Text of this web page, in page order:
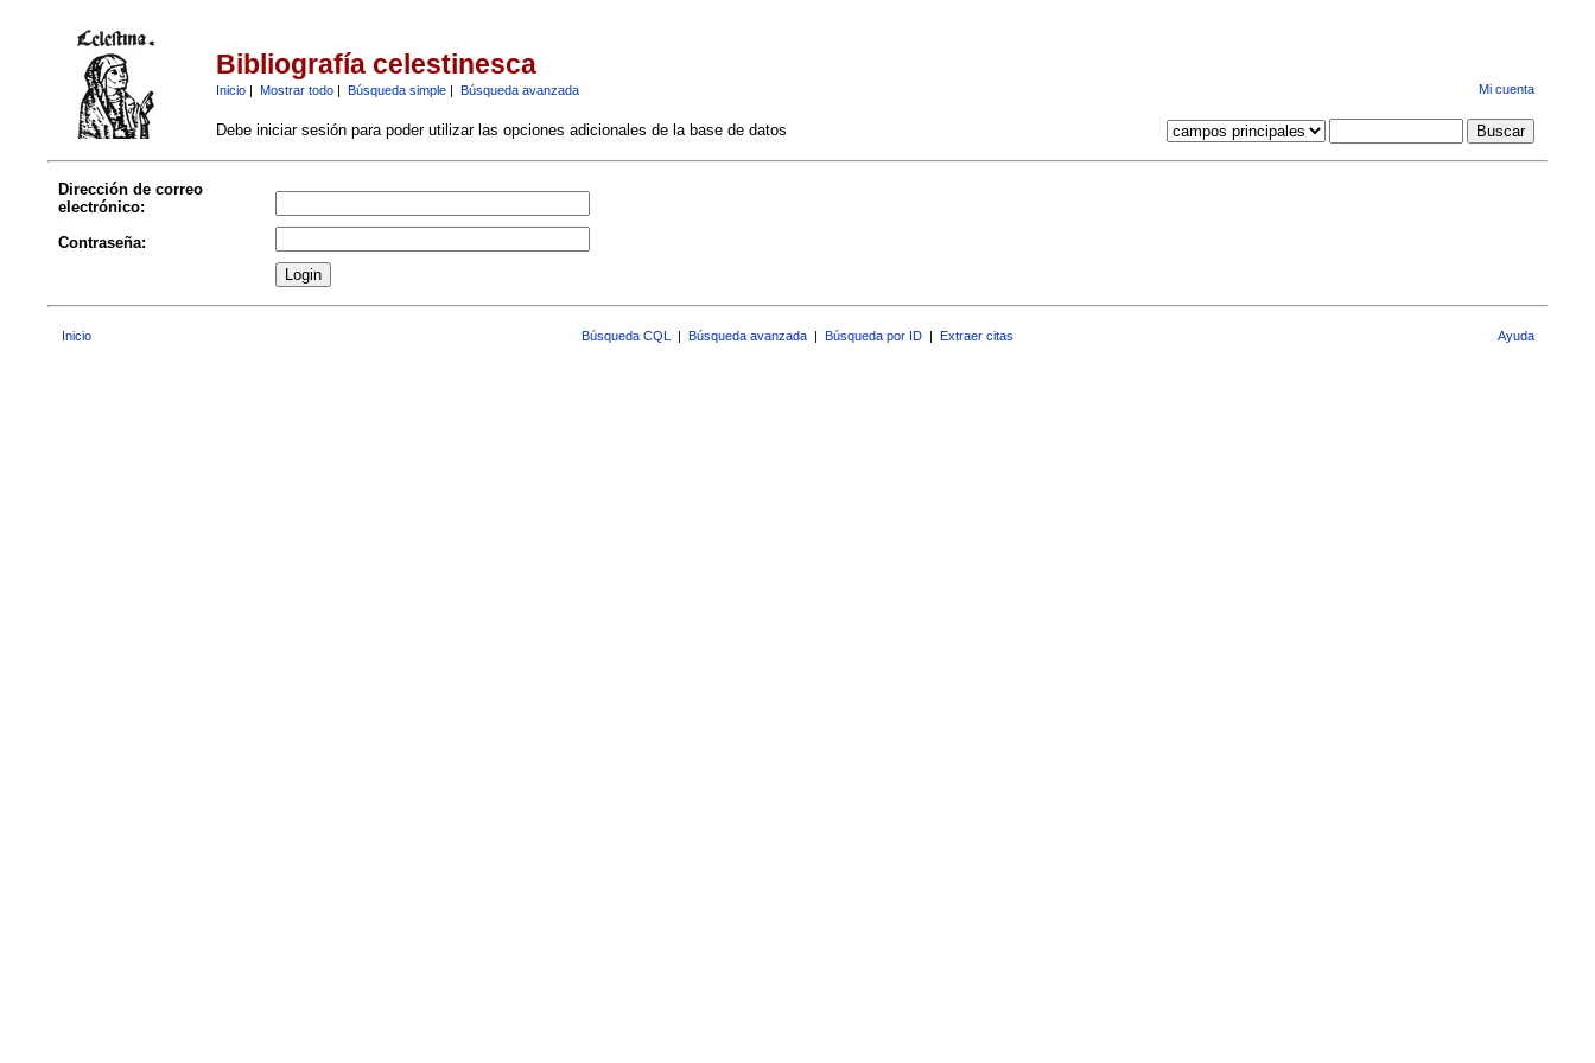
Bibliografía celestinesca
Inicio| Mostrar todo| Búsqueda simple| Búsqueda avanzada Mi cuenta
Debe iniciar sesión para poder utilizar las opciones adicionales de la base de datos
Dirección de correo
electrónico:
Contraseña:
Inicio Búsqueda CQL | Búsqueda avanzada | Búsqueda por ID | Extraer citas Ayuda